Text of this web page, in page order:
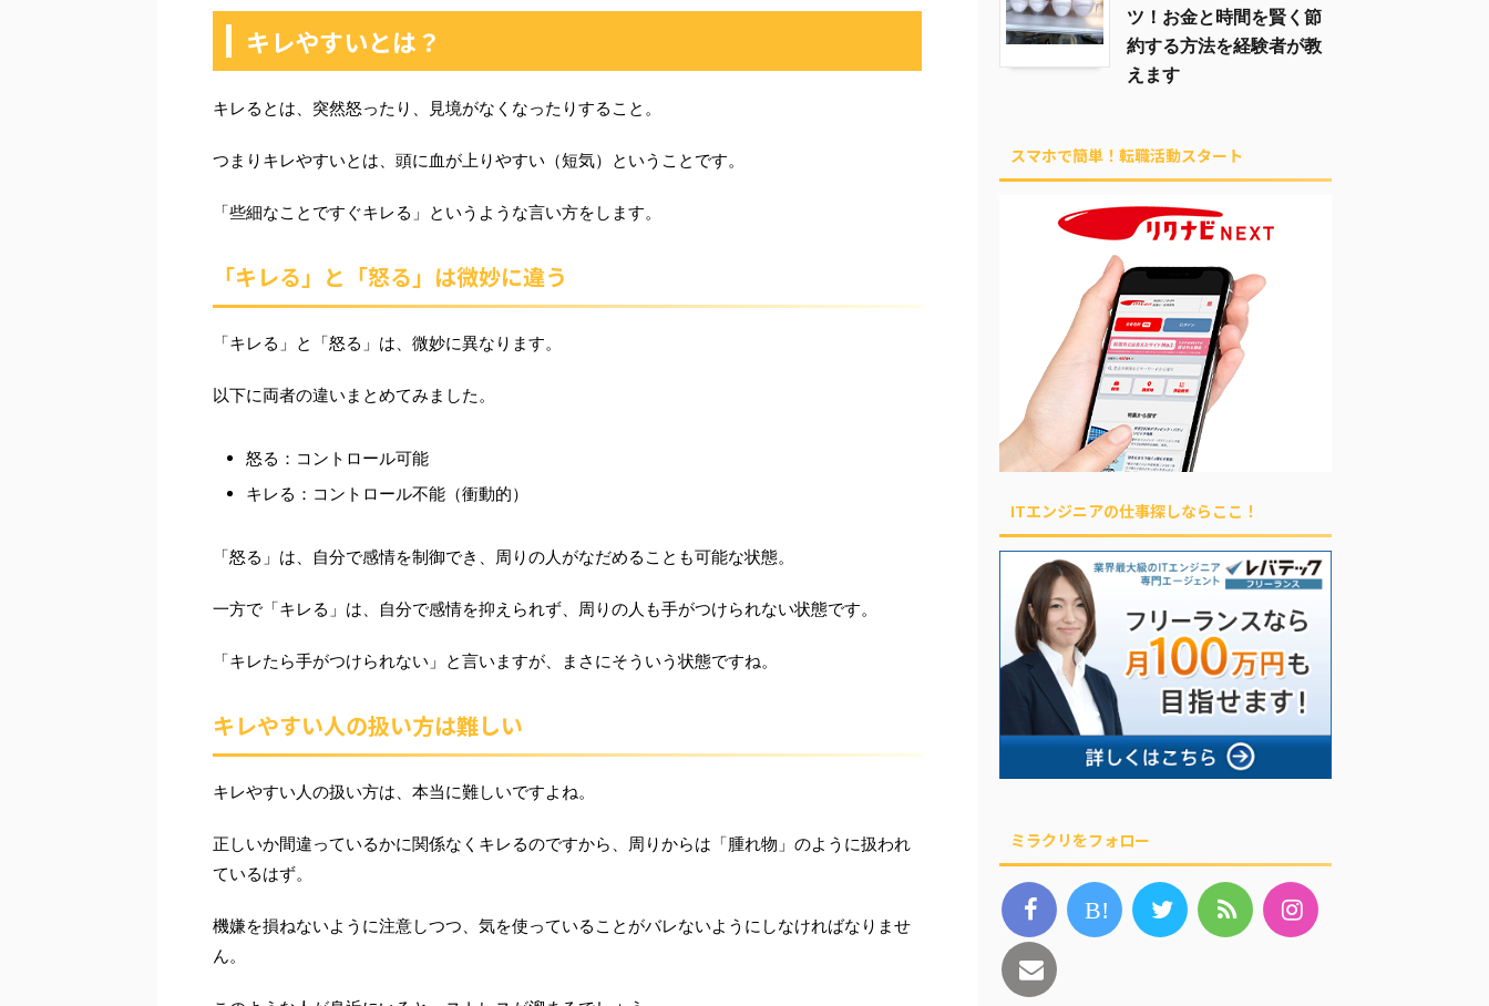
キレやすいとは？
キレるとは、突然怒ったり、見境がなくなったりすること。
つまりキレやすいとは、頭に血が上りやすい（短気）ということです。
「些細なことですぐキレる」というような言い方をします。
「キレる」と「怒る」は微妙に違う
「キレる」と「怒る」は、微妙に異なります。
以下に両者の違いまとめてみました。
怒る：コントロール可能
キレる：コントロール不能（衝動的）
「怒る」は、自分で感情を制御でき、周りの人がなだめることも可能な状態。
一方で「キレる」は、自分で感情を抑えられず、周りの人も手がつけられない状態です。
「キレたら手がつけられない」と言いますが、まさにそういう状態ですね。
キレやすい人の扱い方は難しい
キレやすい人の扱い方は、本当に難しいですよね。
正しいか間違っているかに関係なくキレるのですから、周りからは「腫れ物」のように扱われ
ているはず。
機嫌を損ねないように注意しつつ、気を使っていることがバレないようにしなければなりませ
ん。
ツ！お金と時間を賢く節
約する方法を経験者が教
えます
スマホで簡単！転職活動スタート
ITエンジニアの仕事探しならここ！
ミラクリをフォロー
B!